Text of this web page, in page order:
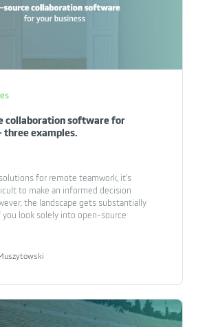
collaboration software for
three examples.
for remote teamwork, it’s
to make an informed decision
the landscape gets substantially
you look solely into open-source